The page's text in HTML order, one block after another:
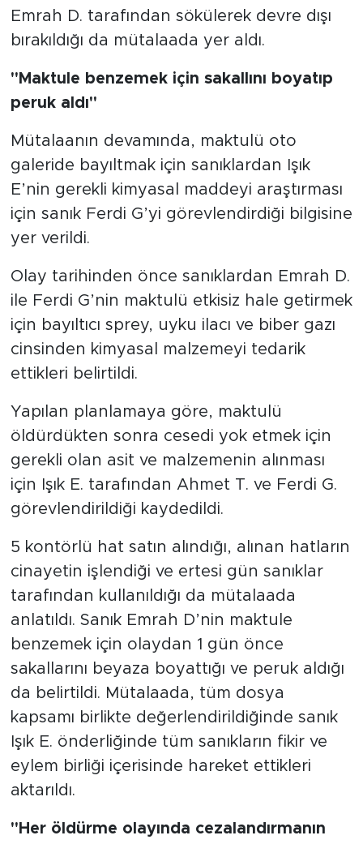
Emrah D. tarafından sökülerek devre dışı
bırakıldığı da mütalaada yer aldı.
"Maktule benzemek için sakallını boyatıp
peruk aldı"
Mütalaanın devamında, maktulü oto
galeride bayıltmak için sanıklardan Işık
E’nin gerekli kimyasal maddeyi araştırması
için sanık Ferdi G’yi görevlendirdiği bilgisine
yer verildi.
Olay tarihinden önce sanıklardan Emrah D.
ile Ferdi G’nin maktulü etkisiz hale getirmek
için bayıltıcı sprey, uyku ilacı ve biber gazı
cinsinden kimyasal malzemeyi tedarik
ettikleri belirtildi.
Yapılan planlamaya göre, maktulü
öldürdükten sonra cesedi yok etmek için
gerekli olan asit ve malzemenin alınması
için Işık E. tarafından Ahmet T. ve Ferdi G.
görevlendirildiği kaydedildi.
5 kontörlü hat satın alındığı, alınan hatların
cinayetin işlendiği ve ertesi gün sanıklar
tarafından kullanıldığı da mütalaada
anlatıldı. Sanık Emrah D’nin maktule
benzemek için olaydan 1 gün önce
sakallarını beyaza boyattığı ve peruk aldığı
da belirtildi. Mütalaada, tüm dosya
kapsamı birlikte değerlendirildiğinde sanık
Işık E. önderliğinde tüm sanıkların fikir ve
eylem birliği içerisinde hareket ettikleri
aktarıldı.
"Her öldürme olayında cezalandırmanın